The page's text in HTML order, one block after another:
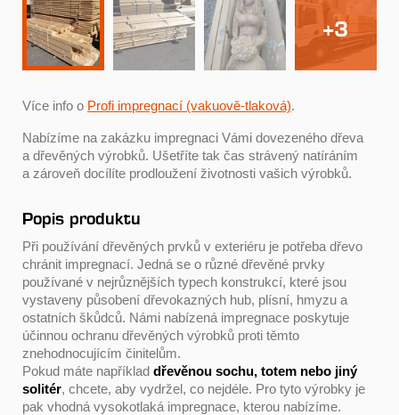
+3
Více info o Profi impregnací (vakuově-tlaková).
Nabízíme na zakázku impregnaci Vámi dovezeného dřeva
a dřevěných výrobků. Ušetříte tak čas strávený natíráním
a zároveň docílíte prodloužení životnosti vašich výrobků.
Popis produktu
Při používání dřevěných prvků v exteriéru je potřeba dřevo
chránit impregnací. Jedná se o různé dřevěné prvky
používané v nejrůznějších typech konstrukcí, které jsou
vystaveny působení dřevokazných hub, plísní, hmyzu a
ostatních škůdců. Námi nabízená impregnace poskytuje
účinnou ochranu dřevěných výrobků proti těmto
znehodnocujícím činitelům.
Pokud máte například dřevěnou sochu, totem nebo jiný
solitér, chcete, aby vydržel, co nejdéle. Pro tyto výrobky je
pak vhodná vysokotlaká impregnace, kterou nabízíme.